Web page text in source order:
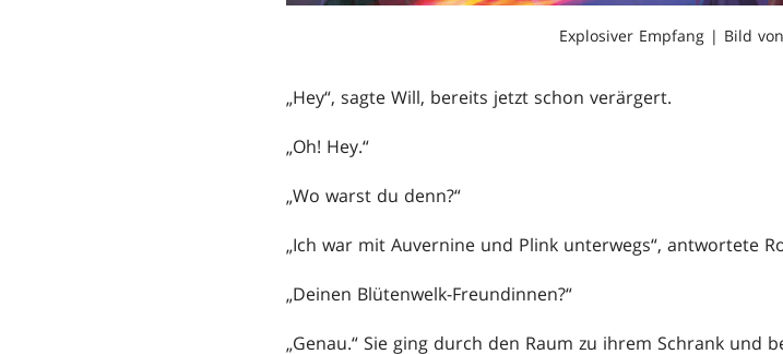
Explosiver Empfang | Bild
„Hey“, sagte Will, bereits jetzt schon verärgert.
„Oh! Hey.“
„Wo warst du denn?“
„Ich war mit Auvernine und Plink unterwegs“, antwortete
„Deinen Blütenwelk-Freundinnen?“
„Genau.“ Sie ging durch den Raum zu ihrem Schrank